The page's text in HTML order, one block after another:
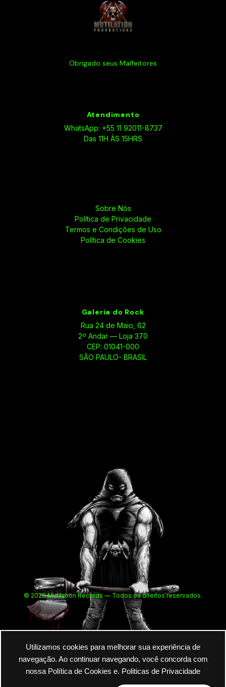
Utilizamos cookies para melhorar sua experiência de
navegação. Ao continuar navegando, você concorda com
nossa Política de Cookies e. Politicas de Privacidade
Obrigado seus Malfeitores
Atendimento
WhatsApp: +55 11 92011-8737
Das 11H ÀS 15HRS
Sobre Nós
Política de Privacidade
Termos e Condições de Uso
Política de Cookies
Galeria do Rock
Rua 24 de Maio, 62
2º Andar — Loja 370
CEP: 01041-000
SÃO PAULO- BRASIL
© 2026 Mutilation Records — Todos os direitos reservados.